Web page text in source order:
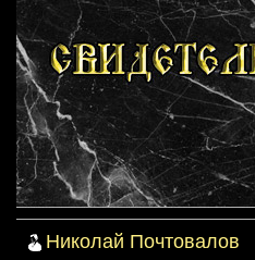
Николай Почтовалов